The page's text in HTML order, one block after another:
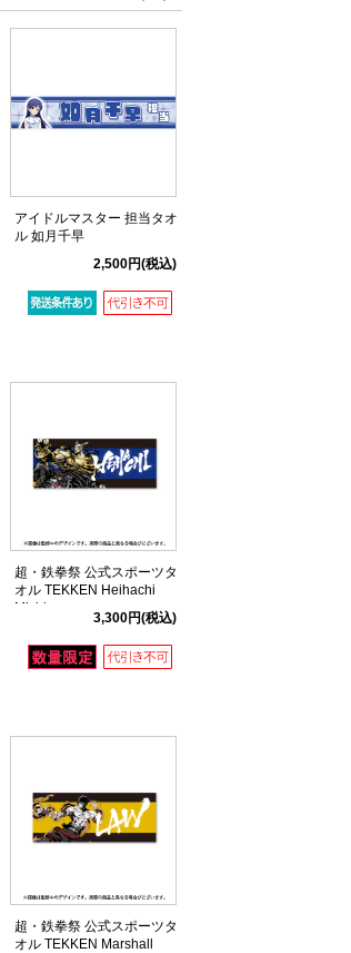
アイドルマスター 担当タオ
ル 如月千早
2,500円(税込)
超・鉄拳祭 公式スポーツタ
オル TEKKEN Heihachi
Mishima
3,300円(税込)
超・鉄拳祭 公式スポーツタ
オル TEKKEN Marshall